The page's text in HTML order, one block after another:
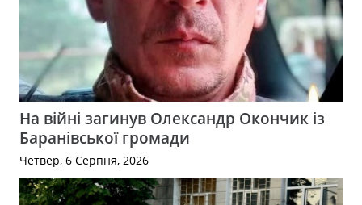
На війні загинув Олександр Окончик із
Баранівської громади
Четвер, 6 Серпня, 2026